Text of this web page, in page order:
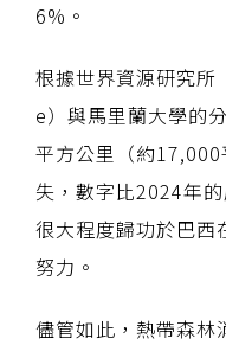
6%。
根據世界資源研究
e）與馬里蘭大學的
平方公里（約
失，數字比2024年
很大程度歸功於巴西
努力。
儘管如此，熱帶森林